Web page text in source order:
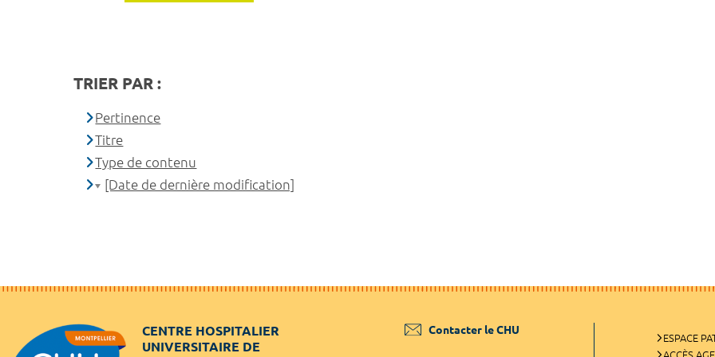
TRIER PAR :
Pertinence
Titre
Type de contenu
[Date de dernière modification]
CENTRE HOSPITALIER
UNIVERSITAIRE DE
Contacter le CHU
ESPACE
ACCÈS